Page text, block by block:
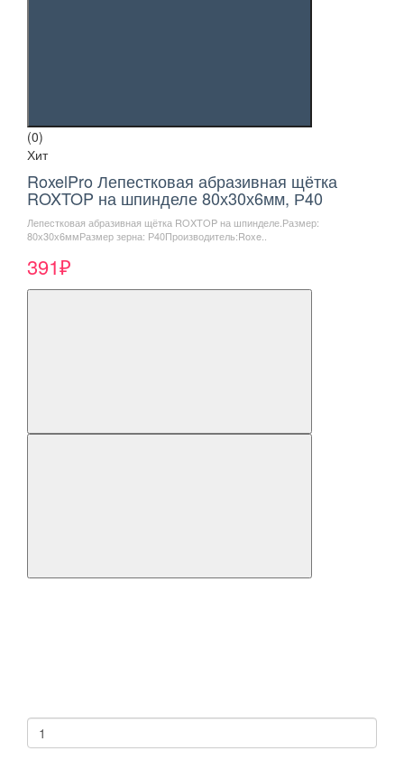
(0)
Хит
RoxelPro Лепестковая абразивная щётка
ROXTOP на шпинделе 80х30х6мм, Р40
Лепестковая абразивная щётка ROXTOP на шпинделе.Размер:
80х30х6ммРазмер зерна: Р40Производитель:Roxe..
391₽